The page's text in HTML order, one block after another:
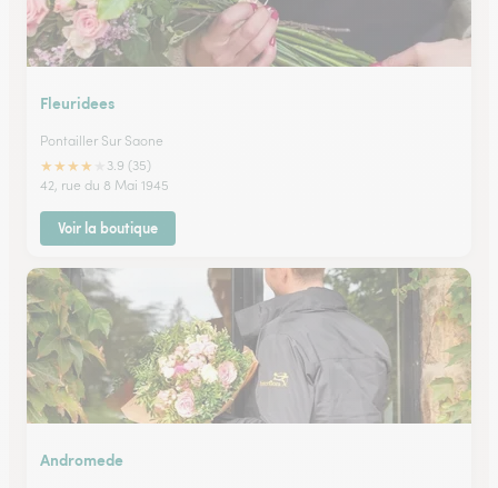
Fleuridees
Pontailler Sur Saone
★★★★
3.9 (35)
42, rue du 8 Mai 1945
Voir la boutique
Andromede